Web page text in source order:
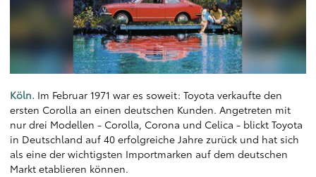
Köln. Im Februar 1971 war es soweit: Toyota verkaufte den
ersten Corolla an einen deutschen Kunden. Angetreten mit
nur drei Modellen - Corolla, Corona und Celica - blickt Toyota
in Deutschland auf 40 erfolgreiche Jahre zurück und hat sich
als eine der wichtigsten Importmarken auf dem deutschen
Markt etablieren können.